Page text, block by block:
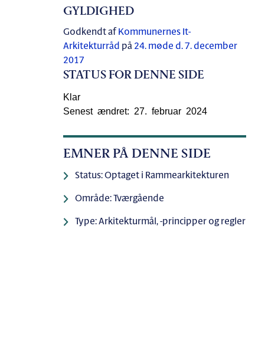
GYLDIGHED
Godkendt af Kommunernes It-
Arkitekturråd på 24. møde d. 7. december
2017
STATUS FOR DENNE SIDE
Klar
Senest ændret: 27. februar 2024
EMNER PÅ DENNE SIDE
Status: Optaget i Rammearkitekturen
Område: Tværgående
Type: Arkitekturmål, -principper og regler